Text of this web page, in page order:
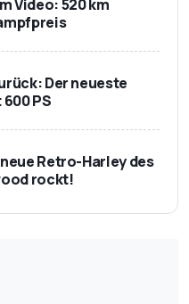
Video: 520 km
Der neueste
PS
Retro-Harley des
rockt!